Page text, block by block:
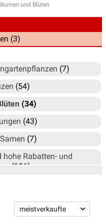
und Blüten
(3)
(7)
(54)
(34)
(43)
(7)
Rabatten- und
(106)
(1)
Tiere(2)